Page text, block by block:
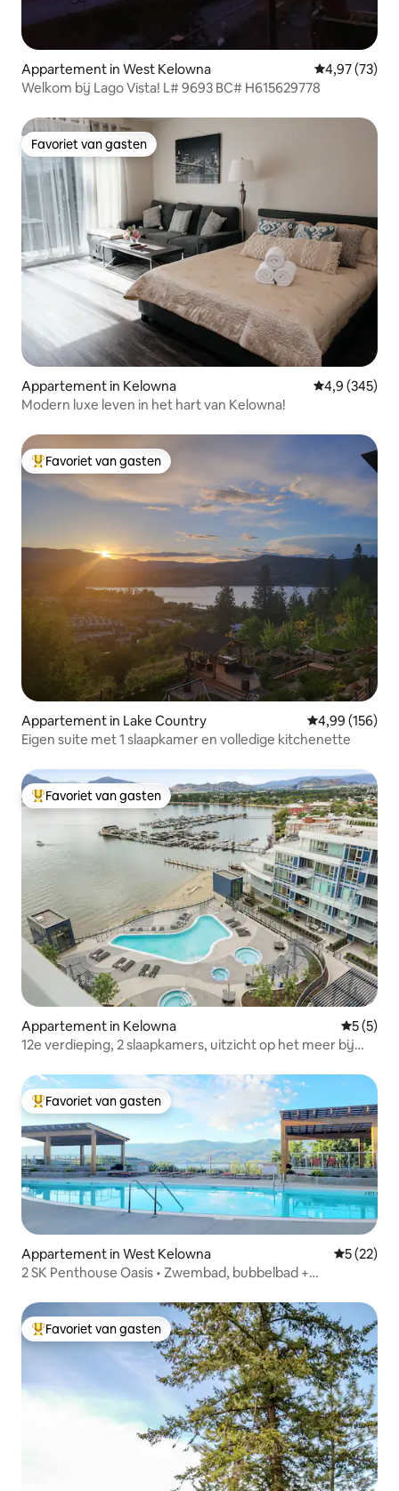
Appartement in West Kelowna Gemiddelde
4,97 (73)
Welkom bij Lago Vista! L# 9693 BC# H615629778
Favoriet van gasten
Favoriet van gasten
Appartement in Kelowna Gemiddelde
4,9 (345)
Modern luxe leven in het hart van Kelowna!
Topfavoriet van gasten
Favoriet van gasten
Appartement in Lake Country Gemiddelde
4,99 (156)
Eigen suite met 1 slaapkamer en volledige kitchenette
Topfavoriet van gasten
Favoriet van gasten
Appartement in Kelowna
5 (5)
12e verdieping, 2 slaapkamers, uitzicht op het meer bij
Topfavoriet van gasten
Favoriet van gasten
Appartement in West Kelowna
5 (22)
2 SK Penthouse Oasis • Zwembad, bubbelbad +
Topfavoriet van gasten
Favoriet van gasten